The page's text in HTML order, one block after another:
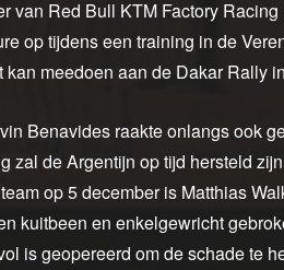
van Red Bull KTM Factory
op tijdens een training in de
kan meedoen aan de Dakar Rally
Benavides raakte onlangs ook
zal de Argentijn op tijd hersteld
op 5 december is Matthias
kuitbeen en enkelgewricht
is geopereerd om de schade te